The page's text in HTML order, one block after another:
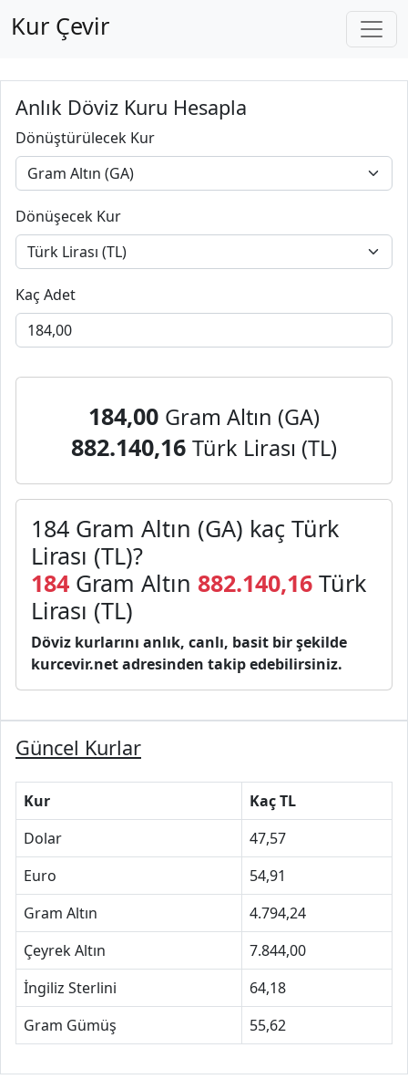
Kur Çevir
Anlık Döviz Kuru Hesapla
Dönüştürülecek Kur
Dönüşecek Kur
Kaç Adet
184,00 Gram Altın (GA)
882.140,16 Türk Lirası (TL)
184 Gram Altın (GA) kaç Türk
Lirası (TL)?
184 Gram Altın 882.140,16 Türk
Lirası (TL)
Döviz kurlarını anlık, canlı, basit bir şekilde
kurcevir.net adresinden takip edebilirsiniz.
Güncel Kurlar
Kur
Kaç TL
Dolar
47,57
Euro
54,91
Gram Altın
4.794,24
Çeyrek Altın
7.844,00
İngiliz Sterlini
64,18
Gram Gümüş
55,62